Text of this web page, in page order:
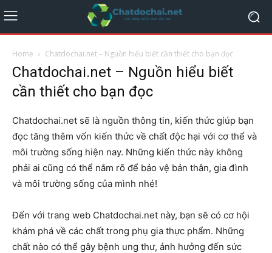
Home Chatdochai.net – Nguồn hiểu biết cần thiết cho bạn đọc
Chatdochai.net – Nguồn hiểu biết
cần thiết cho bạn đọc
Chatdochai.net sẽ là nguồn thông tin, kiến thức giúp bạn
đọc tăng thêm vốn kiến thức về chất độc hại với cơ thể và
môi trường sống hiện nay. Những kiến thức này không
phải ai cũng có thể nắm rõ để bảo vệ bản thân, gia đình
và môi trường sống của mình nhé!
Đến với trang web Chatdochai.net này, bạn sẽ có cơ hội
khám phá về các chất trong phụ gia thực phẩm. Những
chất nào có thể gây bệnh ung thư, ảnh hưởng đến sức